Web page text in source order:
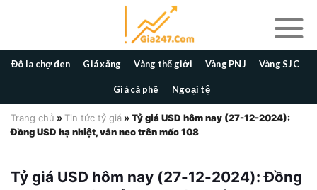
Đô la chợ đen Giá xăng Vàng thế giới Vàng PNJ Vàng SJC
Giá cà phê Ngoại tệ
Trang chủ » Tin tức tỷ giá »Tỷ giá USD hôm nay (27-12-2024):
Đồng USD hạ nhiệt, vẫn neo trên mốc 108
Tỷ giá USD hôm nay (27-12-2024): Đồng